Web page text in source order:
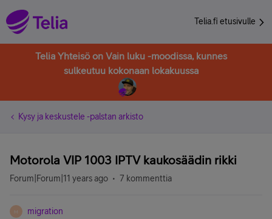
Telia.fi etusivulle
Telia Yhteisö on Vain luku -moodissa, kunnes
sulkeutuu kokonaan lokakuussa
Kysy ja keskustele -palstan arkisto
Motorola VIP 1003 IPTV kaukosäädin rikki
Forum|Forum|11 years ago 7 kommenttia
M migration